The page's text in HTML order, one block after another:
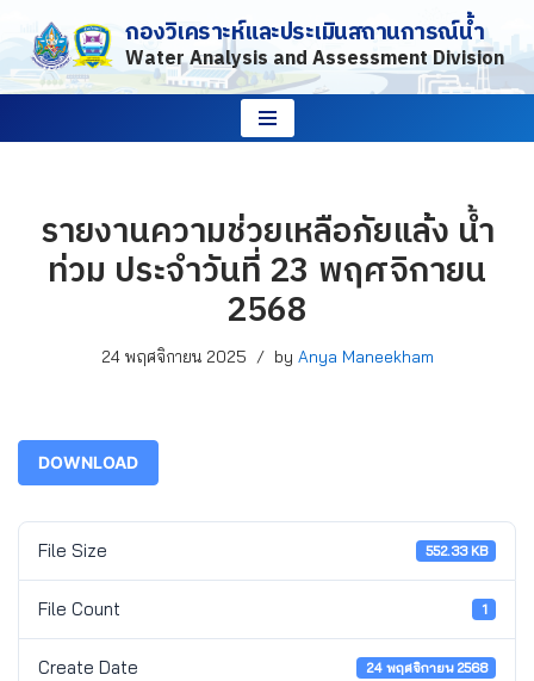
Skip
to
กองวิเคราะห์และประเมินสถานการณ์น้ำ
Water Analysis and Assessment Division
รายงานความช่วยเหลือภัยแล้ง น้ำ
ท่วม ประจำวันที่ 23 พฤศจิกายน
2568
24 พฤศจิกายน 2025 by Anya Maneekham
DOWNLOAD
File Size 552.33 KB
File Count 1
Create Date 24 พฤศจิกายน 2568